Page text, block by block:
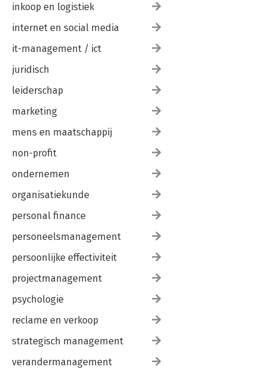
inkoop en logistiek
internet en social media
it-management / ict
juridisch
leiderschap
marketing
mens en maatschappij
non-profit
ondernemen
organisatiekunde
personal finance
personeelsmanagement
persoonlijke effectiviteit
projectmanagement
psychologie
reclame en verkoop
strategisch management
verandermanagement